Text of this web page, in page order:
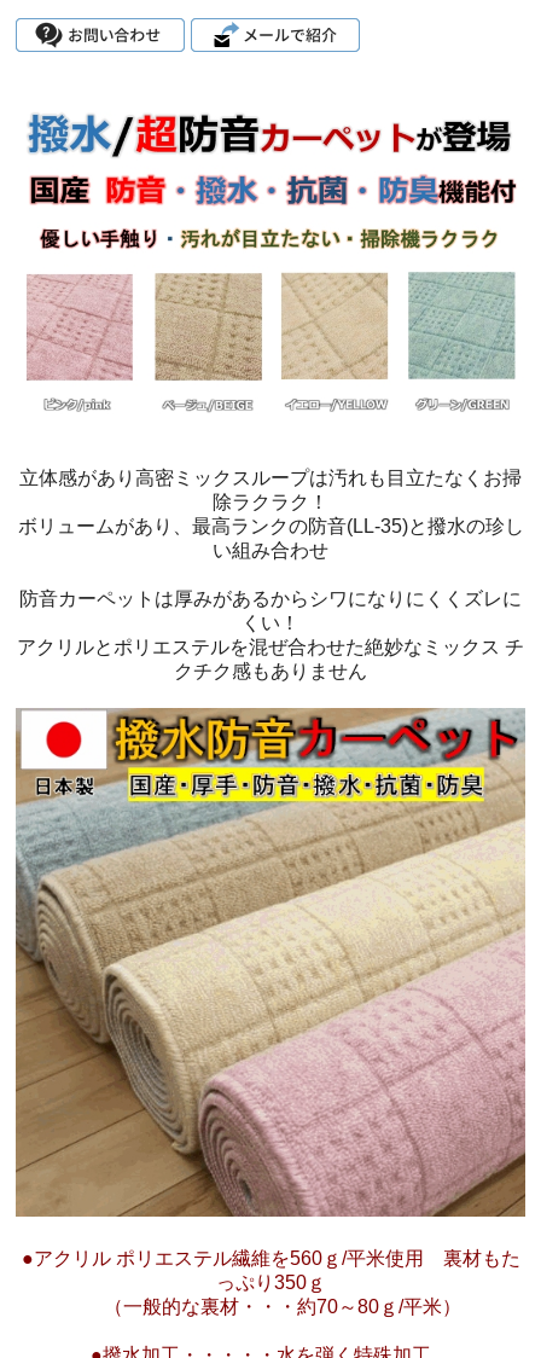
立体感があり高密ミックスループは汚れも目立たなくお掃
除ラクラク！
ボリュームがあり、最高ランクの防音(LL-35)と撥水の珍し
い組み合わせ
防音カーペットは厚みがあるからシワになりにくくズレに
くい！
アクリルとポリエステルを混ぜ合わせた絶妙なミックス チ
クチク感もありません
●アクリル ポリエステル繊維を560ｇ/平米使用 裏材もた
っぷり350ｇ
（一般的な裏材・・・約70～80ｇ/平米）